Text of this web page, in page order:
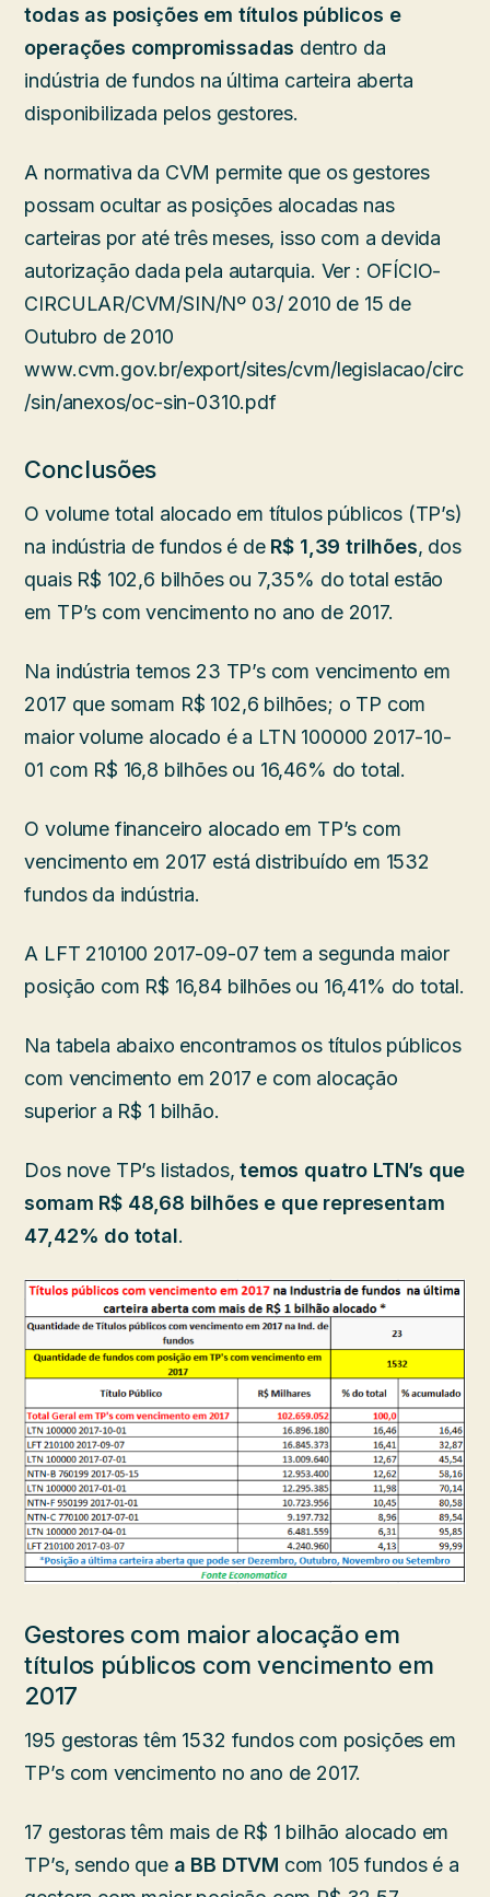
todas as posições em títulos públicos e
operações compromissadas dentro da
indústria de fundos na última carteira aberta
disponibilizada pelos gestores.
A normativa da CVM permite que os gestores
possam ocultar as posições alocadas nas
carteiras por até três meses, isso com a devida
autorização dada pela autarquia. Ver : OFÍCIO-
CIRCULAR/CVM/SIN/Nº 03/ 2010 de 15 de
Outubro de 2010
www.cvm.gov.br/export/sites/cvm/legislacao/circ
/sin/anexos/oc-sin-0310.pdf
Conclusões
O volume total alocado em títulos públicos (TP’s)
na indústria de fundos é de R$ 1,39 trilhões, dos
quais R$ 102,6 bilhões ou 7,35% do total estão
em TP’s com vencimento no ano de 2017.
Na indústria temos 23 TP’s com vencimento em
2017 que somam R$ 102,6 bilhões; o TP com
maior volume alocado é a LTN 100000 2017-10-
01 com R$ 16,8 bilhões ou 16,46% do total.
O volume financeiro alocado em TP’s com
vencimento em 2017 está distribuído em 1532
fundos da indústria.
A LFT 210100 2017-09-07 tem a segunda maior
posição com R$ 16,84 bilhões ou 16,41% do total.
Na tabela abaixo encontramos os títulos públicos
com vencimento em 2017 e com alocação
superior a R$ 1 bilhão.
Dos nove TP’s listados,temos quatro LTN’s que
somam R$ 48,68 bilhões e que representam
47,42% do total.
Gestores com maior alocação em
títulos públicos com vencimento em
2017
195 gestoras têm 1532 fundos com posições em
TP’s com vencimento no ano de 2017.
17 gestoras têm mais de R$ 1 bilhão alocado em
TP’s, sendo que a BB DTVM com 105 fundos é a